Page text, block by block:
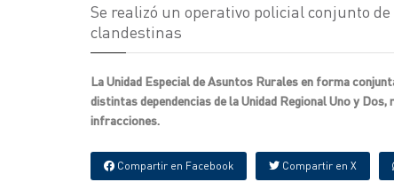
Se realizó un operativo policial conjunto
clandestinas
La Unidad Especial de Asuntos Rurales en forma
distintas dependencias de la Unidad Regional Uno y
infracciones.
Compartir en Facebook Compartir en X